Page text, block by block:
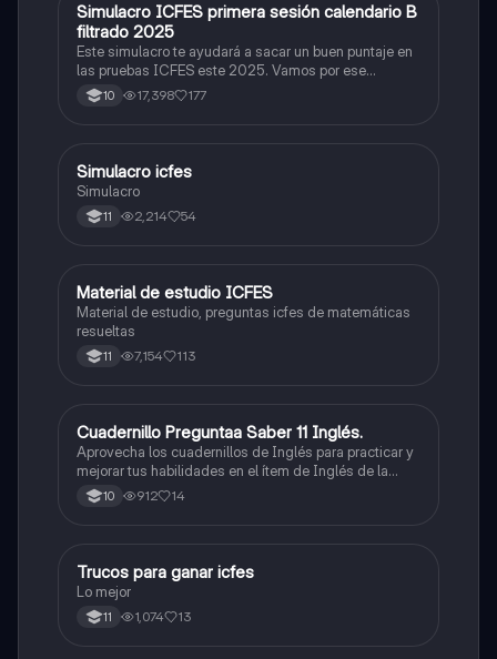
ICFES: Matemáticas
Simulacro ICFES primera sesión calendario B
filtrado 2025
Este simulacro te ayudará a sacar un buen puntaje en
las pruebas ICFES este 2025. Vamos por ese
500/500. Y poder ser admitido en la universidad que
quieras, estudiar la carrera que quieres y no la que te
10 17,398 177
ICFES: Lectura Crítica
Simulacro icfes
Simulacro
11 2,214 54
ICFES: Matemáticas
Material de estudio ICFES
Material de estudio, preguntas icfes de matemáticas
resueltas
11 7,154 113
ICFES: Inglés
Cuadernillo Preguntaa Saber 11 Inglés.
Aprovecha los cuadernillos de Inglés para practicar y
mejorar tus habilidades en el ítem de Inglés de la
Prueba Saber 11. 🫡
10 912 14
Química
Trucos para ganar icfes
Lo mejor
11 1,074 13